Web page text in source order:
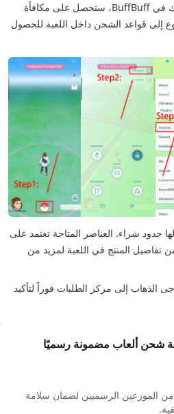
إذا كانت هذه أول عملية شحن لك في BuffBuff، ستحصل على مكافأة
إلى قواعد الشحن داخل اللعبة للحصول
حدود شراء. العناصر المتاحة تعتمد على
تفاصيل المنتج في اللعبة لمزيد من
الذهاب إلى مركز الطلبات فوراً لتأكيد
الموزعين الرسميين لضمان سلامة